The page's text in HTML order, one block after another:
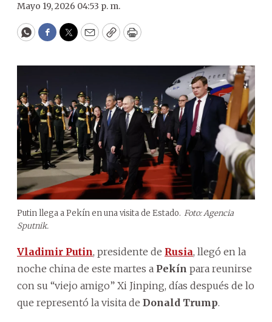
Mayo 19, 2026 04:53 p. m.
WhatsApp
Facebook
Twitter
EmailCopyPrint
Putin llega a Pekín en una visita de Estado. Foto: Agencia
Sputnik.
Vladimir Putin, presidente de Rusia, llegó en la
noche china de este martes a Pekín para reunirse
con su “viejo amigo” Xi Jinping, días después de lo
que representó la visita de Donald Trump.